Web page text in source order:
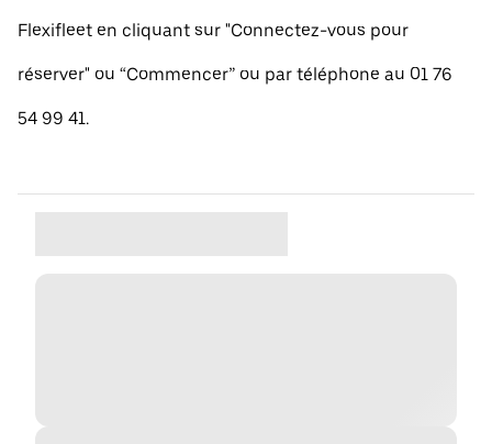
Flexifleet en cliquant sur "Connectez-vous pour
réserver" ou “Commencer” ou par téléphone au 01 76
54 99 41.